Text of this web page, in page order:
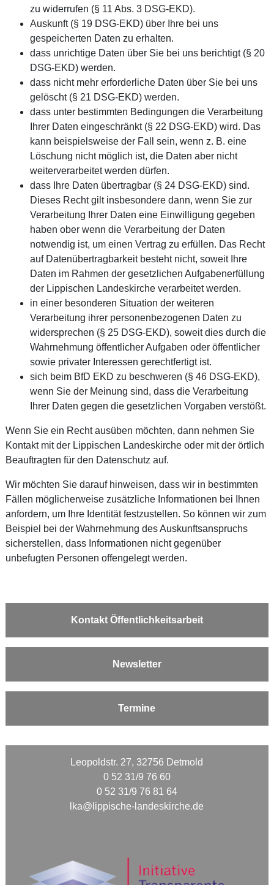
zu widerrufen (§ 11 Abs. 3 DSG-EKD).
Auskunft (§ 19 DSG-EKD) über Ihre bei uns
gespeicherten Daten zu erhalten.
dass unrichtige Daten über Sie bei uns berichtigt (§ 20
DSG-EKD) werden.
dass nicht mehr erforderliche Daten über Sie bei uns
gelöscht (§ 21 DSG-EKD) werden.
dass unter bestimmten Bedingungen die Verarbeitung
Ihrer Daten eingeschränkt (§ 22 DSG-EKD) wird. Das
kann beispielsweise der Fall sein, wenn z. B. eine
Löschung nicht möglich ist, die Daten aber nicht
weiterverarbeitet werden dürfen.
dass Ihre Daten übertragbar (§ 24 DSG-EKD) sind.
Dieses Recht gilt insbesondere dann, wenn Sie zur
Verarbeitung Ihrer Daten eine Einwilligung gegeben
haben ober wenn die Verarbeitung der Daten
notwendig ist, um einen Vertrag zu erfüllen. Das Recht
auf Datenübertragbarkeit besteht nicht, soweit Ihre
Daten im Rahmen der gesetzlichen Aufgabenerfüllung
der Lippischen Landeskirche verarbeitet werden.
in einer besonderen Situation der weiteren
Verarbeitung ihrer personenbezogenen Daten zu
widersprechen (§ 25 DSG-EKD), soweit dies durch die
Wahrnehmung öffentlicher Aufgaben oder öffentlicher
sowie privater Interessen gerechtfertigt ist.
sich beim BfD EKD zu beschweren (§ 46 DSG-EKD),
wenn Sie der Meinung sind, dass die Verarbeitung
Ihrer Daten gegen die gesetzlichen Vorgaben verstößt.
Wenn Sie ein Recht ausüben möchten, dann nehmen Sie
Kontakt mit der Lippischen Landeskirche oder mit der örtlich
Beauftragten für den Datenschutz auf.
Wir möchten Sie darauf hinweisen, dass wir in bestimmten
Fällen möglicherweise zusätzliche Informationen bei Ihnen
anfordern, um Ihre Identität festzustellen. So können wir zum
Beispiel bei der Wahrnehmung des Auskunftsanspruchs
sicherstellen, dass Informationen nicht gegenüber
unbefugten Personen offengelegt werden.
Kontakt Öffentlichkeitsarbeit
Newsletter
Termine
Leopoldstr. 27, 32756 Detmold
0 52 31/9 76 60
0 52 31/9 76 81 64
lka@lippische-landeskirche.de